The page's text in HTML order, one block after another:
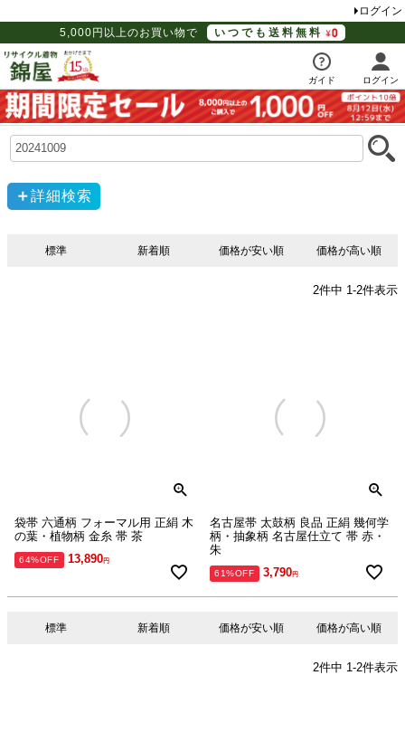
ログイン
5,000円以上のお買い物で
いつでも送料無料
ガイド ログイン
詳細検索
標準 新着順 価格が安い順 価格が高い順
2件中 1 -2件表示
袋帯 六通柄 フォーマル用 正絹 木
の葉・植物柄 金糸 帯 茶
64%OFF 13,890
名古屋帯 太鼓柄 良品 正絹 幾何学
柄・抽象柄 名古屋仕立て 帯 赤・
朱
61%OFF 3,790
標準 新着順 価格が安い順 価格が高い順
2件中 1 -2件表示